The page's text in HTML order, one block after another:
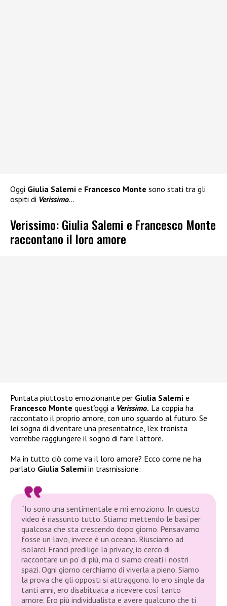
Oggi Giulia Salemi e Francesco Monte sono stati tra gli
ospiti di Verissimo…
Verissimo: Giulia Salemi e Francesco Monte
raccontano il loro amore
Puntata piuttosto emozionante per Giulia Salemi e
Francesco Monte quest’oggi a Verissimo. La coppia ha
raccontato il proprio amore, con uno sguardo al futuro. Se
lei sogna di diventare una presentatrice, l’ex tronista
vorrebbe raggiungere il sogno di fare l’attore.
Ma in tutto ciò come va il loro amore? Ecco come ne ha
parlato Giulia Salemi in trasmissione:
“Io sono una sentimentale e mi emoziono. In questo
video è riassunto tutto. Stiamo mettendo le basi per
qualcosa che sta crescendo dopo giorno. Pensavamo
fosse un lavo, invece è un oceano. Riusciamo ad
isolarci. Franci predilige la privacy, io cerco di
raccontare un po’ di più, ma ci siamo creati i nostri
spazi. Ogni giorno cerchiamo di viverla a pieno. Siamo
la prova che gli opposti si attraggono. Io ero single da
tanti anni, ero disabituata a ricevere così tanto
amore. Ero più individualista e avere qualcuno che ti